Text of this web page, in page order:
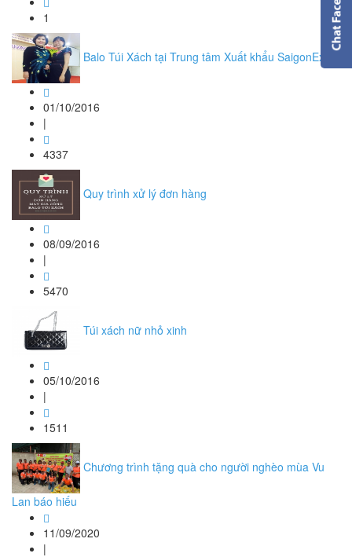
1
Balo Túi Xách tại Trung tâm Xuất khẩu SaigonExpo
01/10/2016
|
4337
Quy trình xử lý đơn hàng
08/09/2016
|
5470
Túi xách nữ nhỏ xinh
05/10/2016
|
1511
Chương trình tặng quà cho người nghèo mùa Vu
Lan báo hiếu
11/09/2020
|